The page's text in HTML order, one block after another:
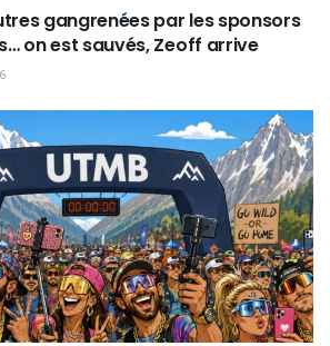
gangrenées par les sponsors
on est sauvés, Zeoff arrive